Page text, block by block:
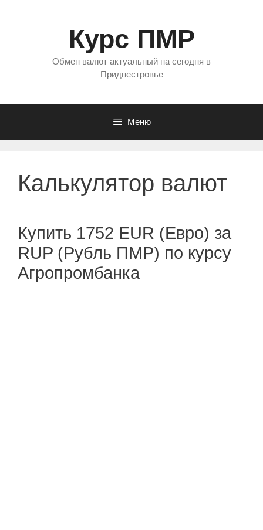
Курс ПМР
Обмен валют актуальный на сегодня в
Приднестровье
Меню
Калькулятор валют
Купить 1752 EUR (Евро) за
RUP (Рубль ПМР) по курсу
Агропромбанка